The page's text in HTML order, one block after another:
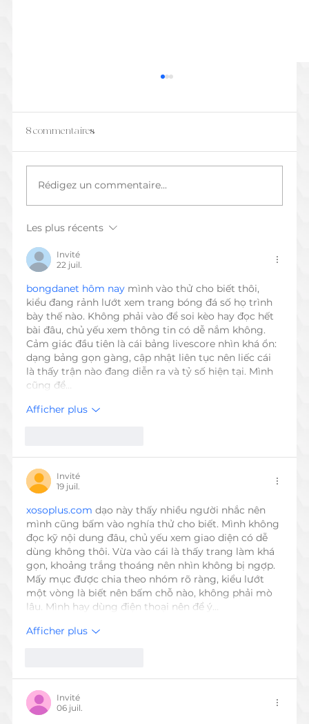
Distance : Guide Complet pour une
Séance Réussie
8 commentaires
Rédigez un commentaire...
Les plus récents
Invité
22 juil.
bongdanet hôm nay mình vào thử cho biết thôi,
kiểu đang rảnh lướt xem trang bóng đá số họ trình
bày thế nào. Không phải vào để soi kèo hay đọc hết
bài đâu, chủ yếu xem thông tin có dễ nắm không.
Cảm giác đầu tiên là cái bảng livescore nhìn khá ổn:
dạng bảng gọn gàng, cập nhật liên tục nên liếc cái
là thấy trận nào đang diễn ra và tỷ số hiện tại. Mình
cũng để…
Afficher plus
Invité
19 juil.
xosoplus.com dạo này thấy nhiều người nhắc nên
mình cũng bấm vào nghía thử cho biết. Mình không
đọc kỹ nội dung đâu, chủ yếu xem giao diện có dễ
dùng không thôi. Vừa vào cái là thấy trang làm khá
gọn, khoảng trắng thoáng nên nhìn không bị ngợp.
Mấy mục được chia theo nhóm rõ ràng, kiểu lướt
một vòng là biết nên bấm chỗ nào, không phải mò
lâu. Mình hay dùng điện thoại nên để ý…
Afficher plus
Invité
06 juil.